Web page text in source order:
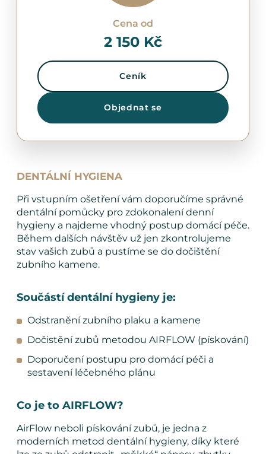
Cena od
2 150 Kč
Ceník
Objednat se
DENTÁLNÍ HYGIENA
Při vstupním ošetření vám doporučíme správné
dentální pomůcky pro zdokonalení denní
hygieny a najdeme vhodný postup domácí péče.
Během dalších návštěv už jen zkontrolujeme
stav vašich zubů a pustíme se do dočištění
zubního kamene.
Součástí dentální hygieny je:
Odstranění zubního plaku a kamene
Dočistění zubů metodou AIRFLOW (pískování)
Doporučení postupu pro domácí péči a
sestavení léčebného plánu
Co je to AIRFLOW?
AirFlow neboli pískování zubů, je jedna z
moderních metod dentální hygieny, díky které